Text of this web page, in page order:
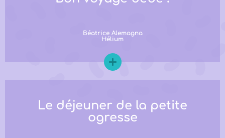
Béatrice Alemagna
Hélium
Le déjeuner de la petite
ogresse